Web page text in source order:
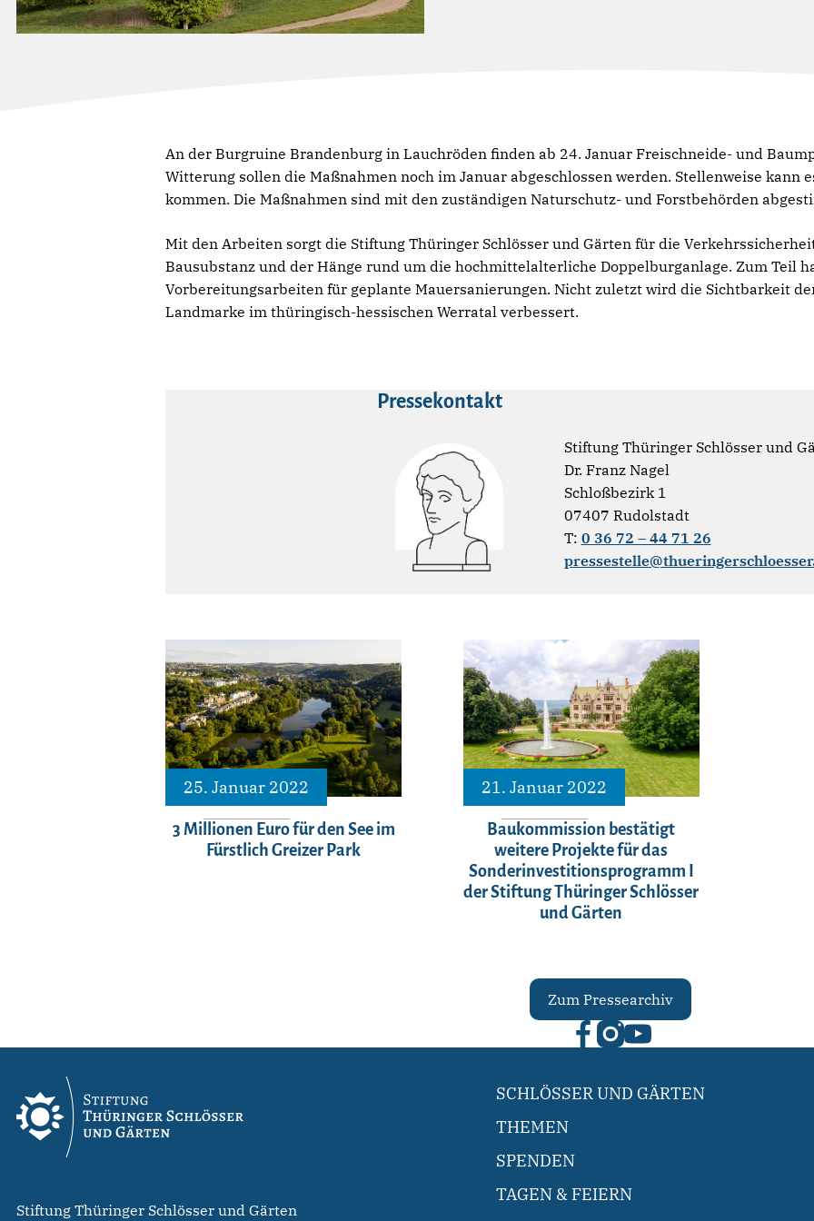
An der Burgruine Brandenburg in Lauchröden finden ab 24. Januar Freischneide- und
Witterung sollen die Maßnahmen noch im Januar abgeschlossen werden. Stellenweise kann
kommen. Die Maßnahmen sind mit den zuständigen Naturschutz- und Forstbehörden
Mit den Arbeiten sorgt die Stiftung Thüringer Schlösser und Gärten für die
Bausubstanz und der Hänge rund um die hochmittelalterliche Doppelburganlage. Zum Teil
Vorbereitungsarbeiten für geplante Mauersanierungen. Nicht zuletzt wird die Sichtbarkeit
Landmarke im thüringisch-hessischen Werratal verbessert.
Pressekontakt
Stiftung Thüringer Schlösser und
Dr. Franz Nagel
Schloßbezirk 1
07407 Rudolstadt
T: 0 36 72 – 44 71 26
25. Januar 2022
3 Millionen Euro für den See im
Fürstlich Greizer Park
21. Januar 2022
Baukommission bestätigt
weitere Projekte für das
Sonderinvestitionsprogramm I
der Stiftung Thüringer Schlösser
und Gärten
Zum Pressearchiv
Stiftung Thüringer Schlösser und Gärten
SCHLÖSSER UND GÄRTEN
THEMEN
SPENDEN
TAGEN & FEIERN